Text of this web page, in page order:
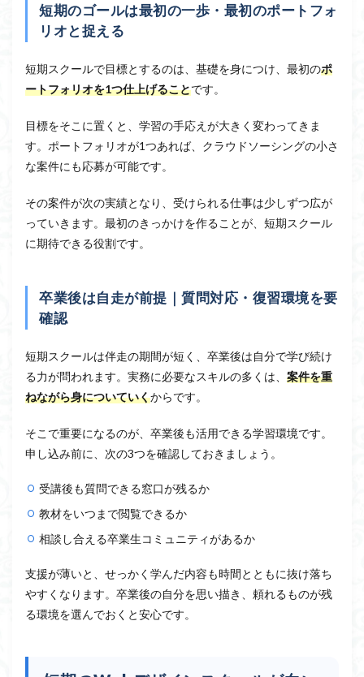
短期のゴールは最初の一歩・最初のポートフォ
リオと捉える
短期スクールで目標とするのは、基礎を身につけ、最初のポ
ートフォリオを1つ仕上げることです。
目標をそこに置くと、学習の手応えが大きく変わってきま
す。ポートフォリオが1つあれば、クラウドソーシングの小さ
な案件にも応募が可能です。
その案件が次の実績となり、受けられる仕事は少しずつ広が
っていきます。最初のきっかけを作ることが、短期スクール
に期待できる役割です。
卒業後は自走が前提｜質問対応・復習環境を要
確認
短期スクールは伴走の期間が短く、卒業後は自分で学び続け
る力が問われます。実務に必要なスキルの多くは、 案件を重
ねながら身についていくからです。
そこで重要になるのが、卒業後も活用できる学習環境です。
申し込み前に、次の3つを確認しておきましょう。
受講後も質問できる窓口が残るか
教材をいつまで閲覧できるか
相談し合える卒業生コミュニティがあるか
支援が薄いと、せっかく学んだ内容も時間とともに抜け落ち
やすくなります。卒業後の自分を思い描き、頼れるものが残
る環境を選んでおくと安心です。